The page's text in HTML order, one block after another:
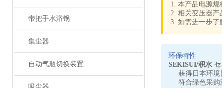
带把手水浴锅
集尘器
自动气瓶切换装置
1. 本产品电源规
2. 相关变压器产
3. 如需进一步了
环保特性
SEKISUI/积水
获得日本环
符合绿色采购